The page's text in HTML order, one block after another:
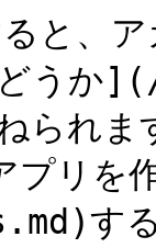
と、
どう
れま
アプ
する